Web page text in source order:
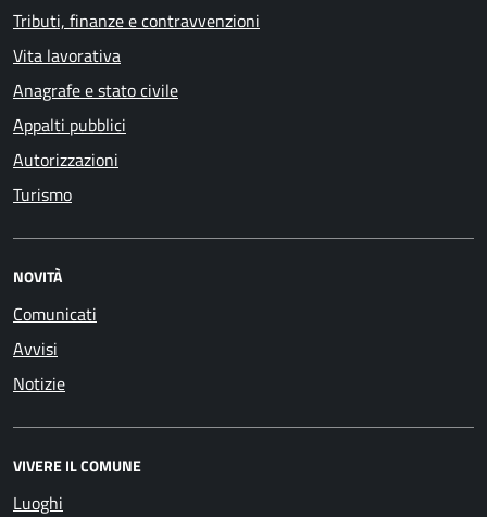
Tributi, finanze e contravvenzioni
Vita lavorativa
Anagrafe e stato civile
Appalti pubblici
Autorizzazioni
Turismo
NOVITÀ
Comunicati
Avvisi
Notizie
VIVERE IL COMUNE
Luoghi